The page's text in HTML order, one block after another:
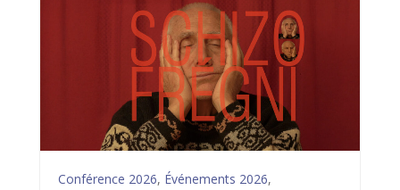
Conférence 2026, Événements 2026,